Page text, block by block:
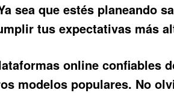
sea que estés planeando
tus expectativas más
online confiables
modelos populares. No